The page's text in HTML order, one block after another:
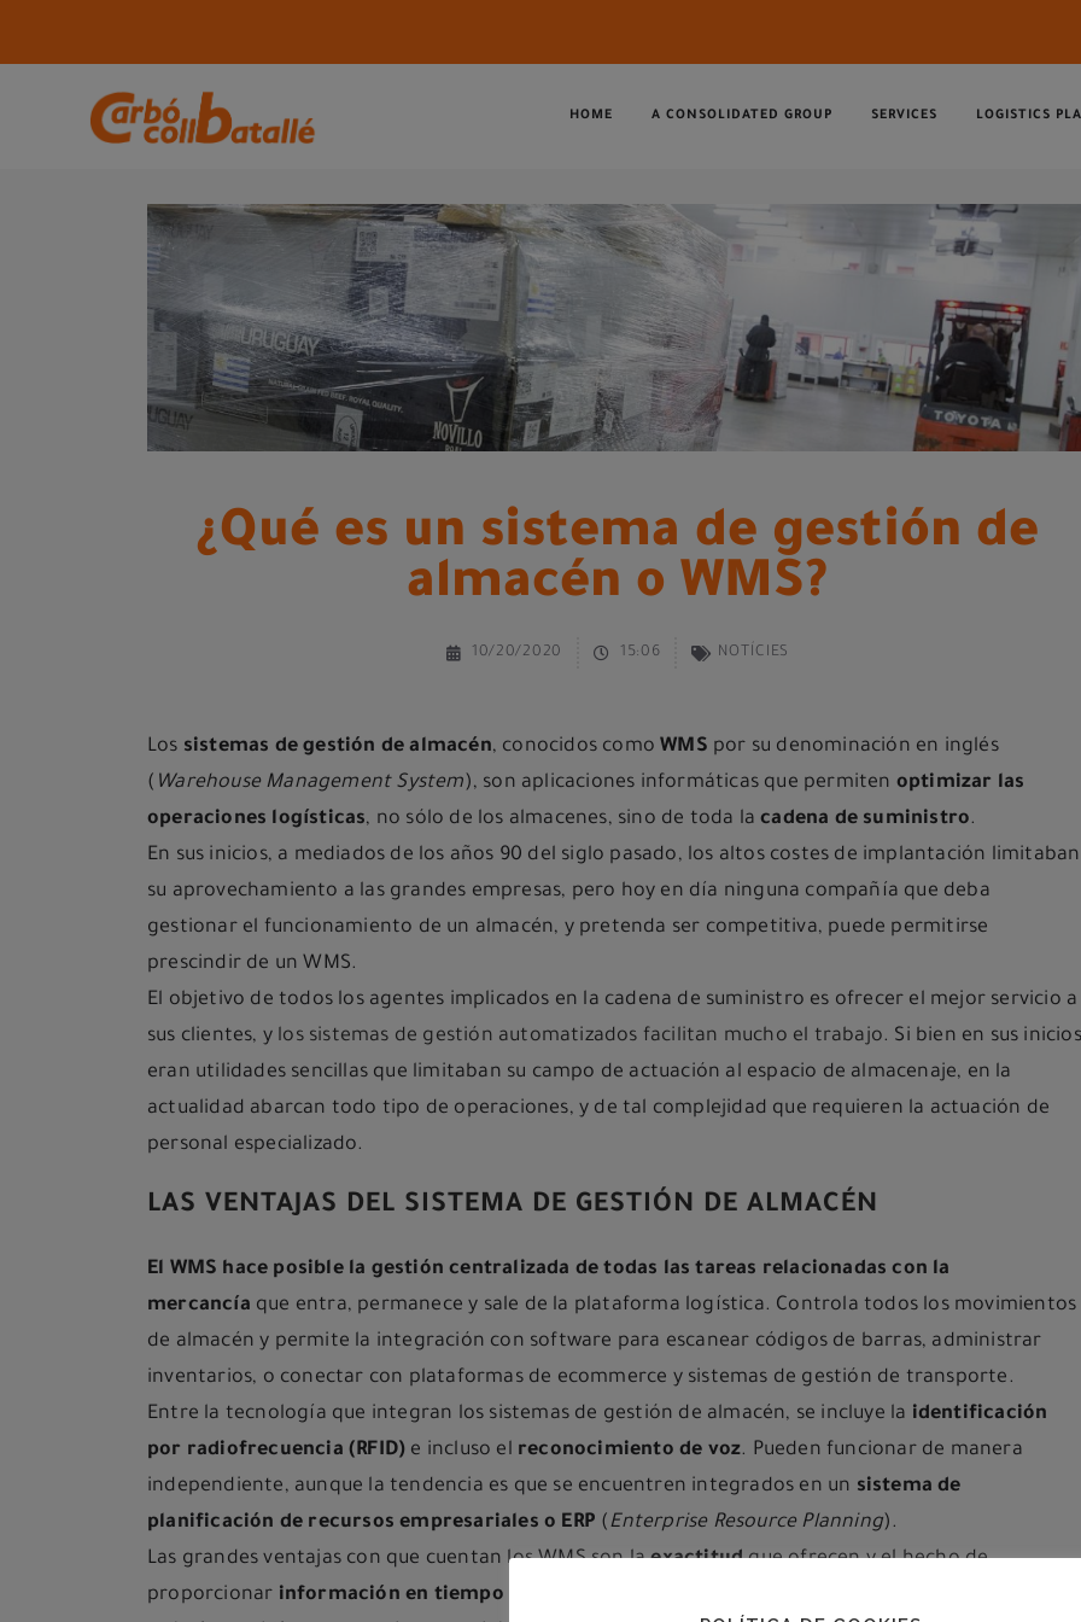
HOME A CONSOLIDATED GROUP SERVICES LOGISTICS
¿Qué es un sistema de gestión de
almacén o WMS?
10/20/2020 15:06 NOTÍCIES
Los sistemas de gestión de almacén, conocidos como WMS por su denominación en inglés
( WarehouseManagement System), son aplicaciones informáticas que permiten optimizar las
operaciones logísticas, no sólo de los almacenes, sino de toda la cadena de suministro.
En sus inicios, a mediados de los años 90 del siglo pasado, los altos costes de implantación limitaban
su aprovechamiento a las grandes empresas, pero hoy en día ninguna compañía que deba
gestionar el funcionamiento de un almacén, y pretenda ser competitiva, puede permitirse
prescindir de un WMS.
El objetivo de todos los agentes implicados en la cadena de suministro es ofrecer el mejor servicio a
sus clientes, y los sistemas de gestión automatizados facilitan mucho el trabajo. Si bien en sus inicios
eran utilidades sencillas que limitaban su campo de actuación al espacio de almacenaje, en la
actualidad abarcan todo tipo de operaciones, y de tal complejidad que requieren la actuación de
personal especializado.
LAS VENTAJAS DEL SISTEMA DE GESTIÓN DE ALMACÉN
El WMS hace posible la gestión centralizada de todas las tareas relacionadas con la
mercancía que entra, permanece y sale de la plataforma logística. Controla todos los movimientos
de almacén y permite la integración con software para escanear códigos de barras, administrar
inventarios, o conectar con plataformas de ecommerce y sistemas de gestión de transporte.
Entre la tecnología que integran los sistemas de gestión de almacén, se incluye la identificación
por radiofrecuencia (RFID) e incluso el reconocimiento de voz. Pueden funcionar de manera
independiente, aunque la tendencia es que se encuentren integrados en un sistema de
planificación de recursos empresariales o ERP (Enterprise Resource Planning).
Las grandes ventajas con que cuentan los WMS son laexactitudque ofrecen y el hecho de
proporcionar información en tiempo real